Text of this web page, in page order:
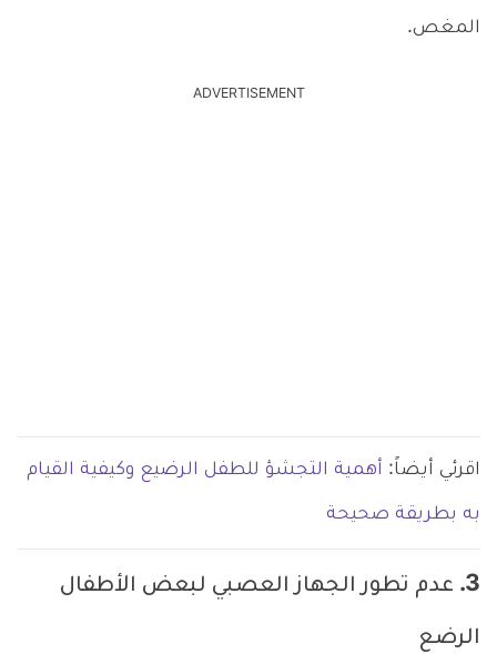
المغص.
ADVERTISEMENT
اقرئي أيضاً: أهمية التجشؤ للطفل الرضيع وكيفية القيام
به بطريقة صحيحة
3. عدم تطور الجهاز العصبي لبعض الأطفال
الرضع